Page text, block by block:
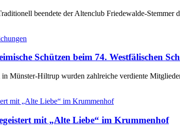
beendete der Altenclub Friedewalde-Stemmer
Schützen beim 74. Westfälischen
Münster-Hiltrup wurden zahlreiche verdiente
mit „Alte Liebe“ im Krummenhof